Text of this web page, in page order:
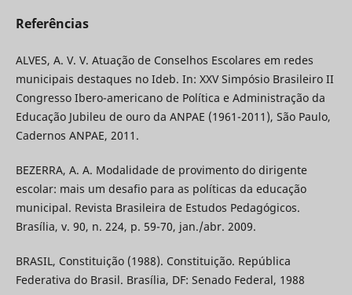
Referências
ALVES, A. V. V. Atuação de Conselhos Escolares em redes
municipais destaques no Ideb. In: XXV Simpósio Brasileiro II
Congresso Ibero-americano de Política e Administração da
Educação Jubileu de ouro da ANPAE (1961-2011), São Paulo,
Cadernos ANPAE, 2011.
BEZERRA, A. A. Modalidade de provimento do dirigente
escolar: mais um desafio para as políticas da educação
municipal. Revista Brasileira de Estudos Pedagógicos.
Brasília, v. 90, n. 224, p. 59-70, jan./abr. 2009.
BRASIL, Constituição (1988). Constituição. República
Federativa do Brasil. Brasília, DF: Senado Federal, 1988